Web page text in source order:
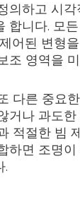
의하고 시
합니다. 모
어된 변형
조 영역을
다른 중요
거나 과도
적절한 빔
하면 조명
.